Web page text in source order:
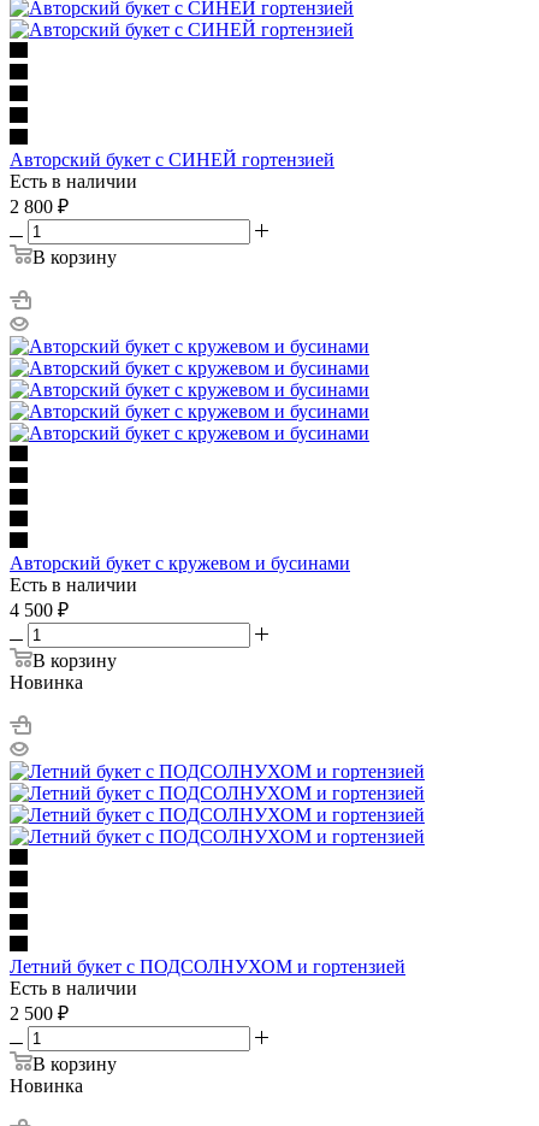
Авторский букет с СИНЕЙ гортензией
Есть в наличии
2 800 ₽
В корзину
Авторский букет с кружевом и бусинами
Есть в наличии
4 500 ₽
В корзину
Новинка
Летний букет с ПОДСОЛНУХОМ и гортензией
Есть в наличии
2 500 ₽
В корзину
Новинка